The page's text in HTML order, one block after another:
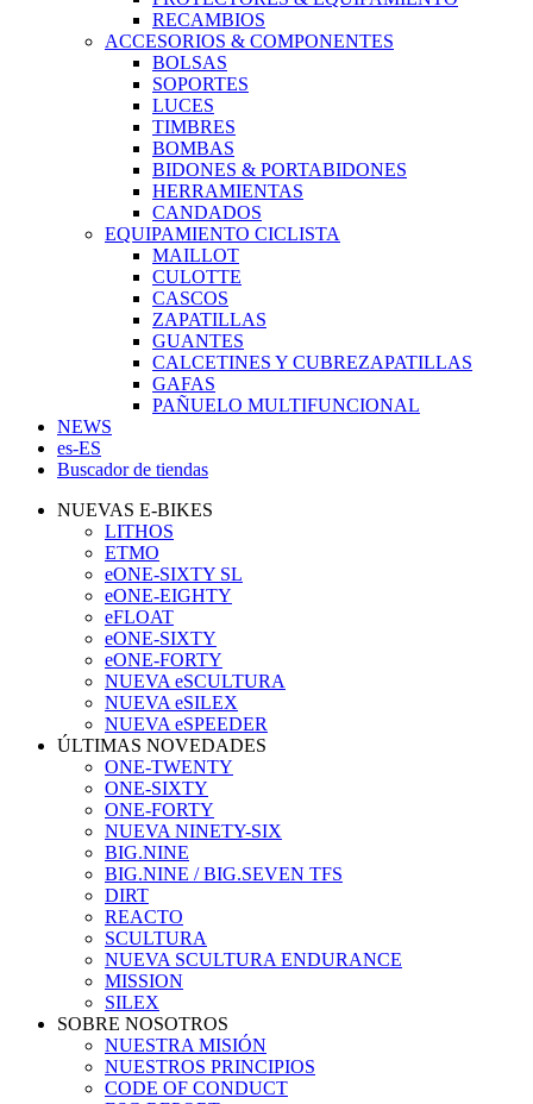
RECAMBIOS
ACCESORIOS & COMPONENTES
BOLSAS
SOPORTES
LUCES
TIMBRES
BOMBAS
BIDONES & PORTABIDONES
HERRAMIENTAS
CANDADOS
EQUIPAMIENTO CICLISTA
MAILLOT
CULOTTE
CASCOS
ZAPATILLAS
GUANTES
CALCETINES Y CUBREZAPATILLAS
GAFAS
PAÑUELO MULTIFUNCIONAL
NEWS
es-ES
Buscador de tiendas
NUEVAS E-BIKES
LITHOS
ETMO
eONE-SIXTY SL
eONE-EIGHTY
eFLOAT
eONE-SIXTY
eONE-FORTY
NUEVA eSCULTURA
NUEVA eSILEX
NUEVA eSPEEDER
ÚLTIMAS NOVEDADES
ONE-TWENTY
ONE-SIXTY
ONE-FORTY
NUEVA NINETY-SIX
BIG.NINE
BIG.NINE / BIG.SEVEN TFS
DIRT
REACTO
SCULTURA
NUEVA SCULTURA ENDURANCE
MISSION
SILEX
SOBRE NOSOTROS
NUESTRA MISIÓN
NUESTROS PRINCIPIOS
CODE OF CONDUCT